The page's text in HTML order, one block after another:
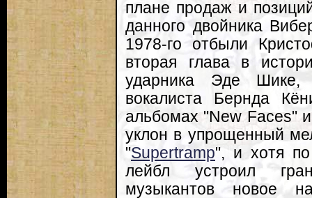
плане продаж и
данного двойника
1978-го отбыли
вторая глава в
ударника Эде Шике,
вокалиста Бернда
альбомах "New Faces"
уклон в упрощенный
"Supertramp", и хотя по
лейбл устроил
музыкантов новое